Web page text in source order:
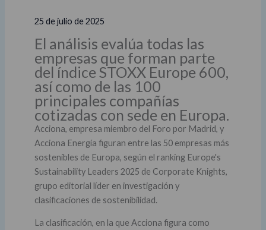
25 de julio de 2025
El análisis evalúa todas las
empresas que forman parte
del índice STOXX Europe 600,
así como de las 100
principales compañías
cotizadas con sede en Europa.
Acciona, empresa miembro del Foro por Madrid, y
Acciona Energía figuran entre las 50 empresas más
sostenibles de Europa, según el ranking Europe's
Sustainability Leaders 2025 de Corporate Knights,
grupo editorial líder en investigación y
clasificaciones de sostenibilidad.
La clasificación, en la que Acciona figura como